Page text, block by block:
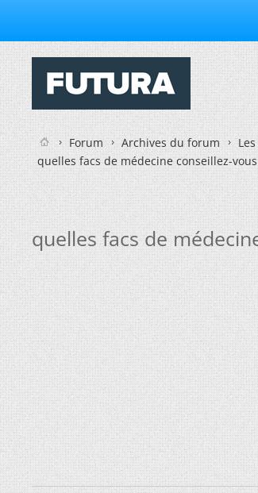
Forum Archives du forum
quelles facs de médecine conseillez-vous
quelles facs de